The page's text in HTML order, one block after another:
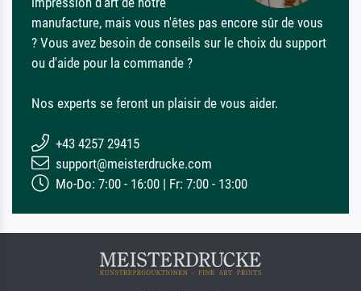
manufacture, mais vous n'êtes pas encore sûr de vous
? Vous avez besoin de conseils sur le choix du support
ou d'aide pour la commande ?
Nos experts se feront un plaisir de vous aider.
+43 4257 29415
support@meisterdrucke.com
Mo-Do: 7:00 - 16:00 | Fr: 7:00 - 13:00